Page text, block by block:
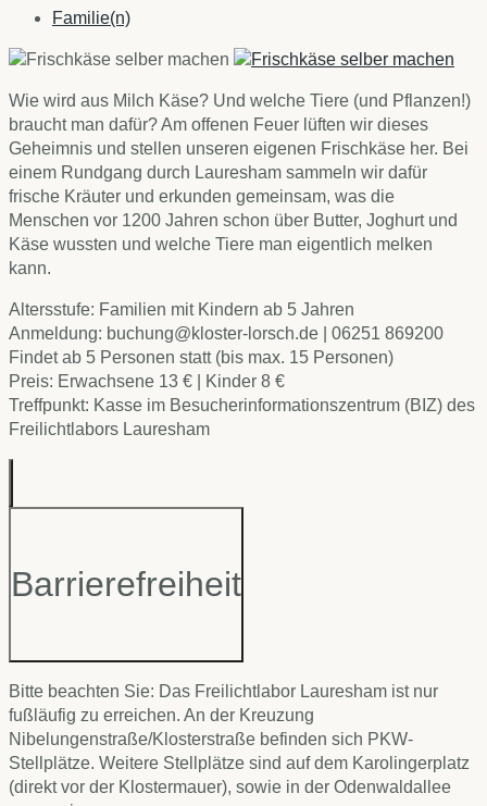
Familie(n)
Wie wird aus Milch Käse? Und welche Tiere (und Pflanzen!)
braucht man dafür? Am offenen Feuer lüften wir dieses
Geheimnis und stellen unseren eigenen Frischkäse her. Bei
einem Rundgang durch Lauresham sammeln wir dafür
frische Kräuter und erkunden gemeinsam, was die
Menschen vor 1200 Jahren schon über Butter, Joghurt und
Käse wussten und welche Tiere man eigentlich melken
kann.
Altersstufe: Familien mit Kindern ab 5 Jahren
Anmeldung: buchung@kloster-lorsch.de | 06251 869200
Findet ab 5 Personen statt (bis max. 15 Personen)
Preis: Erwachsene 13 € | Kinder 8 €
Treffpunkt: Kasse im Besucherinformationszentrum (BIZ) des
Freilichtlabors Lauresham
Barrierefreiheit
Bitte beachten Sie: Das Freilichtlabor Lauresham ist nur
fußläufig zu erreichen. An der Kreuzung
Nibelungenstraße/Klosterstraße befinden sich PKW-
Stellplätze. Weitere Stellplätze sind auf dem Karolingerplatz
(direkt vor der Klostermauer), sowie in der Odenwaldallee